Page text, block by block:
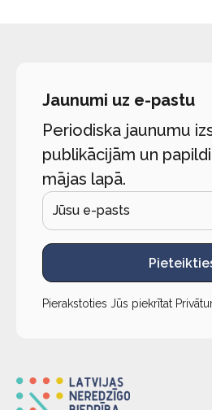
Jaunumi uz e-pastu
Periodiska jaunumu
publikācijām un
mājas lapā.
Pierakstoties Jūs piekrītat